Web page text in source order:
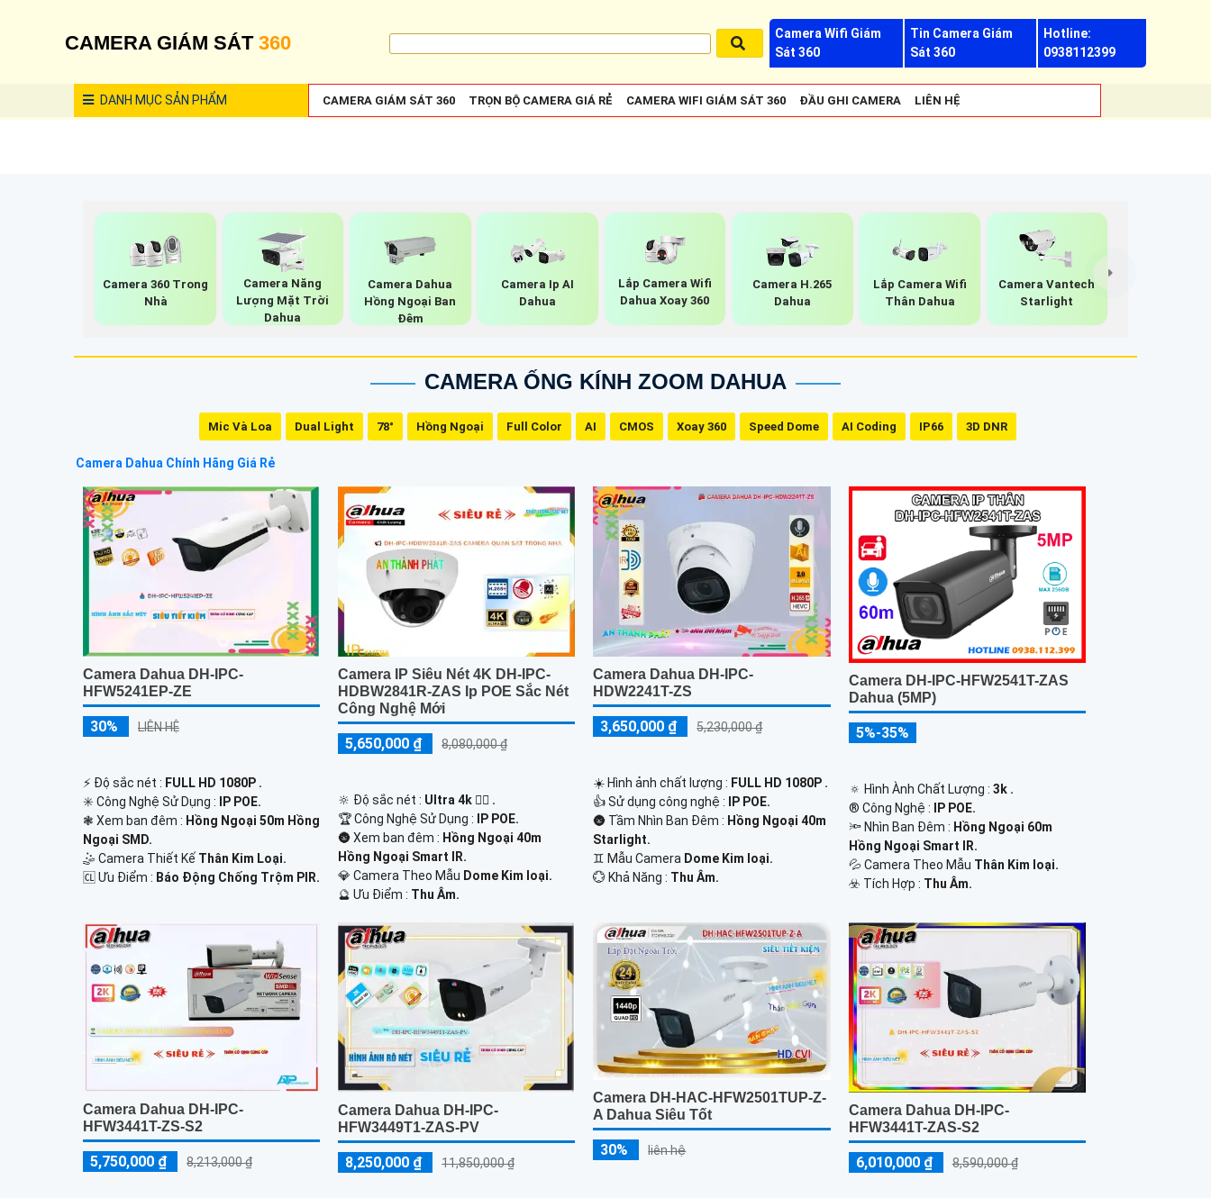
CAMERA GIÁM SÁT 360
Camera Wifi Giám
Sát 360
Tin Camera Giám
Sát 360
Hotline:
0938112399
DANH MỤCSẢN PHẨM CAMERA GIÁM SÁT 360 TRỌN BỘ CAMERA GIÁ RẺ CAMERA WIFI GIÁM SÁT 360 ĐẦU GHI CAMERA LIÊN HỆ
Camera 360 Trong
Nhà
Camera Năng
Lượng Mặt Trời
Dahua
Camera Dahua
Hồng Ngoại Ban
Đêm
Camera Ip AI
Dahua
Lắp Camera Wifi
Dahua Xoay 360
Camera H.265
Dahua
Lắp Camera Wifi
Thân Dahua
Camera Vantech
Starlight
CAMERA ỐNG KÍNH ZOOM DAHUA
Mic Và Loa Dual Light 78° Hồng Ngoại Full Color AI CMOS Xoay 360 Speed Dome AI Coding IP66 3D DNR
Camera Dahua Chính Hãng Giá Rẻ
Camera Dahua DH-IPC-
HFW5241EP-ZE
30% LIÊN HỆ
️⚡ Độ sắc nét : FULL HD 1080P .
✳️ Công Nghệ Sử Dụng :
IP POE.
❃ Xem ban đêm : Hồng Ngoại 50m Hồng
Ngoại SMD.
🤹 Camera Thiết Kế Thân Kim Loại.
️🆑 Ưu Điểm : Báo Động Chống Trộm PIR.
Camera IP Siêu Nét 4K DH-IPC-
HDBW2841R-ZAS Ip POE Sắc Nét
Công Nghệ Mới
5,650,000 ₫ 8,080,000 ₫
🔆 Độ sắc nét : Ultra 4k 👍🏾 .
🏆 Công Nghệ Sử Dụng :
IP POE.
🌚 Xem ban đêm : Hồng Ngoại 40m
Hồng Ngoại Smart IR.
💎 Camera Theo Mẫu Dome Kim loại.
️🔮 Ưu Điểm : Thu Âm.
Camera Dahua DH-IPC-
HDW2241T-ZS
3,650,000 ₫ 5,230,000 ₫
☀️ Hình ảnh chất lượng : FULL HD 1080P .
👍 Sử dụng công nghệ :
IP POE.
🌚 Tầm Nhìn Ban Đêm : Hồng Ngoại 40m
Starlight.
♊ Mẫu Camera Dome Kim loại.
️💮 Khả Năng : Thu Âm.
Camera DH-IPC-HFW2541T-ZAS
Dahua (5MP)
5%-35%
🔅 Hình Ành Chất Lượng : 3k .
®️ Công Nghệ : IP POE.
🔦 Nhìn Ban Đêm : Hồng Ngoại 60m
Hồng Ngoại Smart IR.
💦 Camera Theo Mẫu Thân Kim loại.
️☣️ Tích Hợp : Thu Âm.
Camera Dahua DH-IPC-
HFW3441T-ZS-S2
5,750,000 ₫ 8,213,000 ₫
Camera Dahua DH-IPC-
HFW3449T1-ZAS-PV
8,250,000 ₫ 11,850,000 ₫
Camera DH-HAC-HFW2501TUP-Z-
A Dahua Siêu Tốt
30% liên hệ
Camera Dahua DH-IPC-
HFW3441T-ZAS-S2
6,010,000 ₫ 8,590,000 ₫